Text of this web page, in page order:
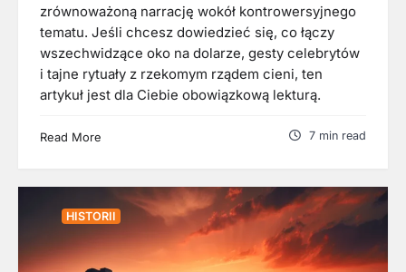
zrównoważoną narrację wokół kontrowersyjnego
tematu. Jeśli chcesz dowiedzieć się, co łączy
wszechwidzące oko na dolarze, gesty celebrytów
i tajne rytuały z rzekomym rządem cieni, ten
artykuł jest dla Ciebie obowiązkową lekturą.
Read More 7 min read
HISTORII